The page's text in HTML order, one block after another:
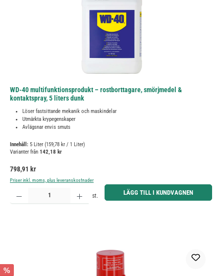
WD-40 multifunktionsprodukt – rostborttagare, smörjmedel &
kontaktspray, 5 liters dunk
Löser fastsittande mekanik och maskindelar
Utmärkta krypegenskaper
Avlägsnar envis smuts
Innehåll: 5 Liter (159,78 kr / 1 Liter)
Varianter från 142,18 kr
Ordinarie pris:
798,91 kr
Priser inkl. moms, plus leveranskostnader
Produktkvantitet: Ange önskat belopp eller använd knapparna för att öka eller minska kvantiteten.
st. LÄGG TILL I KUNDVAGNEN
%